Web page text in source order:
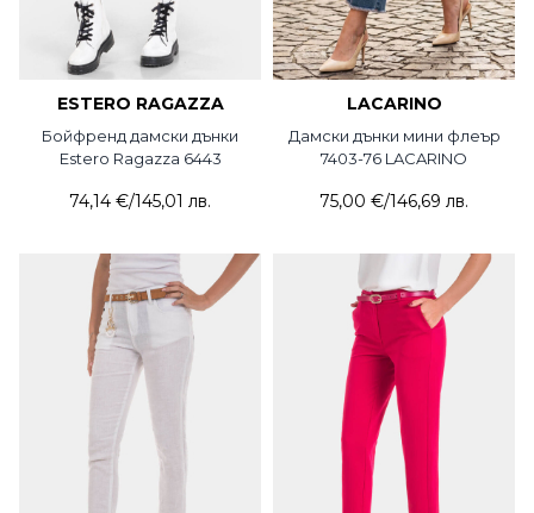
ESTERO RAGAZZA
Бойфренд дамски дънки
Estero Ragazza 6443
74,14 €/145,01 лв.
LACARINO
Дамски дънки мини флеър
7403-76 LACARINO
75,00 €/146,69 лв.